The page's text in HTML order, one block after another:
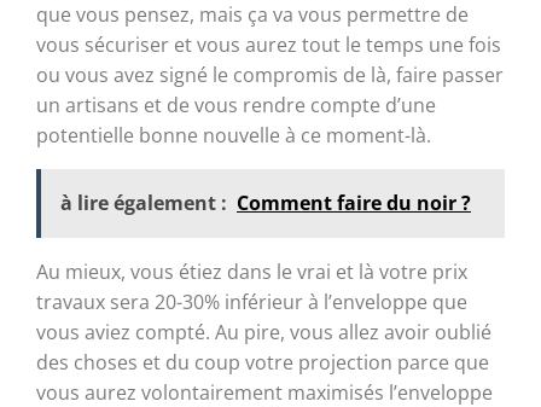
que vous pensez, mais ça va vous permettre de
vous sécuriser et vous aurez tout le temps une fois
ou vous avez signé le compromis de là, faire passer
un artisans et de vous rendre compte d’une
potentielle bonne nouvelle à ce moment-là.
à lire également : Comment faire du noir ?
Au mieux, vous étiez dans le vrai et là votre prix
travaux sera 20-30% inférieur à l’enveloppe que
vous aviez compté. Au pire, vous allez avoir oublié
des choses et du coup votre projection parce que
vous aurez volontairement maximisés l’enveloppe